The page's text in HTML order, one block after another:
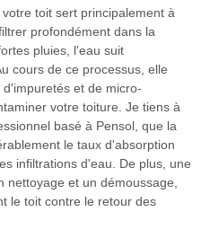
toit sert principalement à
profondément dans la
pluies, l'eau suit
cours de ce processus, elle
et de micro-
votre toiture. Je tiens à
basé à Pensol, que la
le taux d'absorption
infiltrations d'eau. De plus, une
nettoyage et un démoussage,
le toit contre le retour des